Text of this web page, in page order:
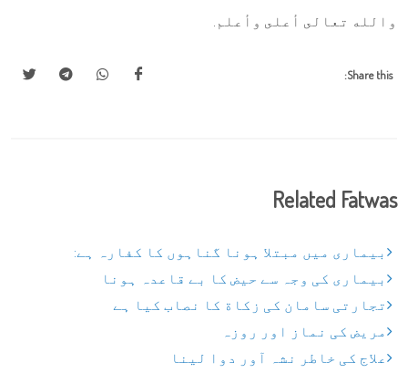
والله تعالى أعلى وأعلم.
Share this:
Related Fatwas
بیماری میں مبتلا ہونا گناہوں کا کفارہ ہے:
بیماری کی وجہ سے حیض کا بے قاعدہ ہونا
تجارتی سامان کی زکاة کا نصاب کیا ہے
مریض کی نماز اور روزہ
علاج کی خاطر نشہ آور دوا لینا